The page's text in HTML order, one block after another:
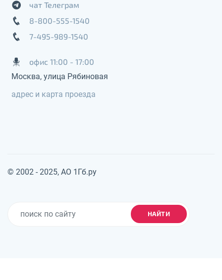
чат Телеграм
8-800-555-1540
7-495-989-1540
офис 11:00 - 17:00
Москва, улица Рябиновая
адрес и карта проезда
© 2002 - 2025, АО 1Гб.ру
НАЙТИ